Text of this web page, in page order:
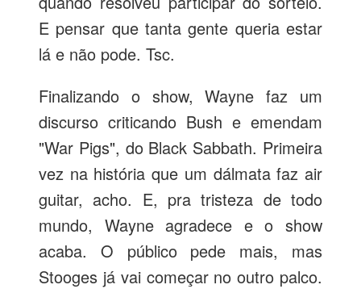
E pensar que tanta gente queria estar
lá e não pode. Tsc.
Finalizando o show, Wayne faz um
discurso criticando Bush e emendam
"War Pigs", do Black Sabbath. Primeira
vez na história que um dálmata faz air
guitar, acho. E, pra tristeza de todo
mundo, Wayne agradece e o show
acaba. O público pede mais, mas
Stooges já vai começar no outro palco.